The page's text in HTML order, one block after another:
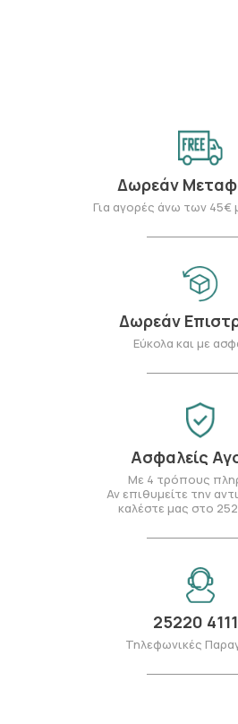
Δωρεάν
Για αγορές άνω των 45€
Δωρεάν
Εύκολα και με
Ασφαλείς
Με 4 τρόπους
Αν επιθυμείτε την
καλέστε μας στο
25220
Τηλεφωνικές